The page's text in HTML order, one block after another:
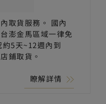
取貨服務。 國內
澎金馬區域一律免
5天~12週內到
鋪取貨。
瞭解詳情